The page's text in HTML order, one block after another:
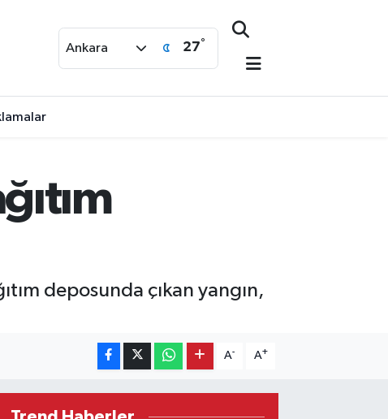
Ankara 27°
deposunda çıkan yangın,
A- A+